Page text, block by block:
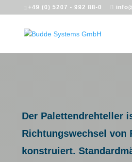
+49 (0) 5207 - 992 88-0
Der Palettendrehteller
Richtungswechsel von
konstruiert.